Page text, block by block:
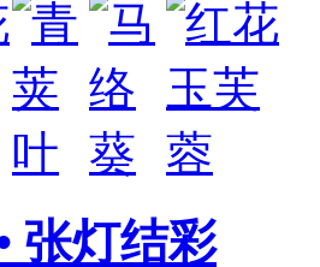
张灯结彩